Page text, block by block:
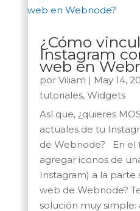
¿Cómo
Instagram
web en
por Viliam | May 14,
tutoriales, Widgets
Así que, ¿quieres
actuales de tu
de Webnode? En el
agregar iconos de
Instagram) a la parte
web de Webnode?
solución muy simple: